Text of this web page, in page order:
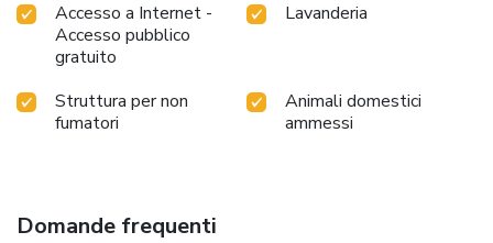
Accesso a Internet -
Accesso pubblico
gratuito
Lavanderia
Struttura per non
fumatori
Animali domestici
ammessi
Domande frequenti